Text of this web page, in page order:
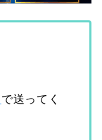
で送ってく